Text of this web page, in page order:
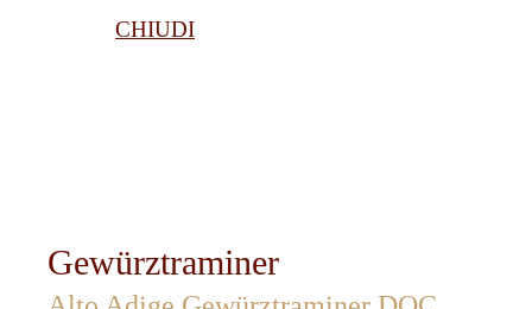
CHIUDI
Gewürztraminer